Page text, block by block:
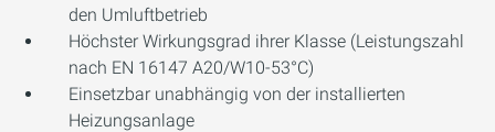
den Umluftbetrieb
Höchster Wirkungsgrad ihrer Klasse (Leistungszahl
nach EN 16147 A20/W10-53°C)
Einsetzbar unabhängig von der installierten
Heizungsanlage